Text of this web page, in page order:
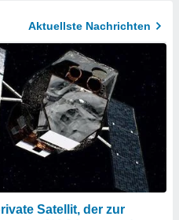
Aktuellste Nachrichten
Satellit, der zur